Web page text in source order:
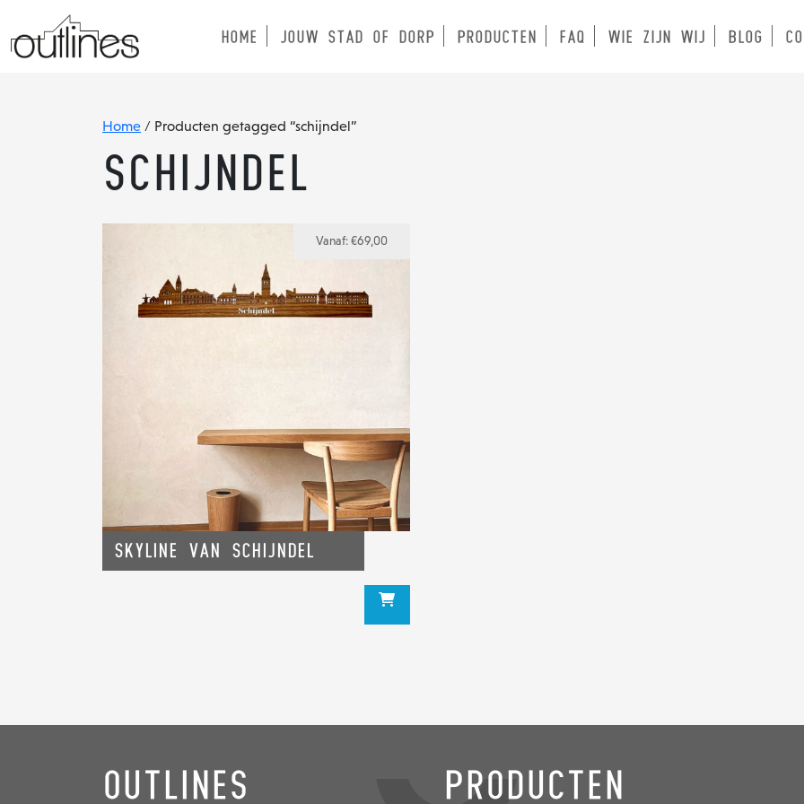
HOME JOUW STAD OF DORP PRODUCTEN FAQ WIE ZIJN WIJ BLOG
Home / Producten getagged “schijndel”
schijndel
Skyline van Schijndel
Vanaf:€69,00
Outlines Producten